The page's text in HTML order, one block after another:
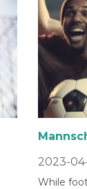
2023-
While